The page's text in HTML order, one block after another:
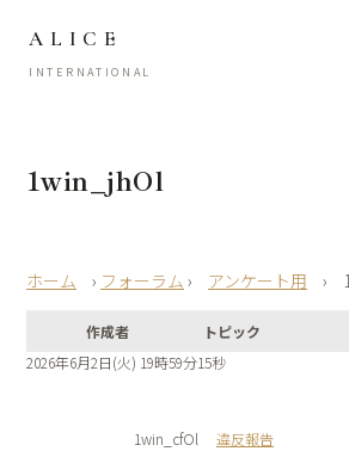
ALICE
INTERNATIONAL
1win_jhOl
› フォーラム › アンケート用 ›
作成者
トピック
2026年6月2日(火) 19時59分15秒
1win_cfOl 違反報告